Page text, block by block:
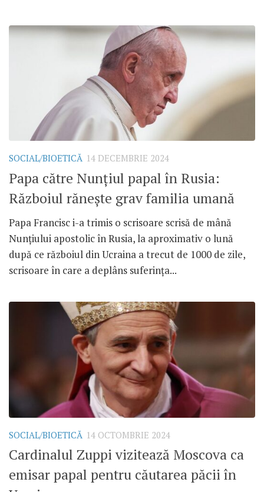
SOCIAL/BIOETICĂ 14 DECEMBRIE 2024
Papa către Nunțiul papal în Rusia:
Războiul rănește grav familia umană
Papa Francisc i-a trimis o scrisoare scrisă de mână
Nunțiului apostolic în Rusia, la aproximativ o lună
după ce războiul din Ucraina a trecut de 1000 de zile,
scrisoare în care a deplâns suferința...
SOCIAL/BIOETICĂ 14 OCTOMBRIE 2024
Cardinalul Zuppi vizitează Moscova ca
emisar papal pentru căutarea păcii în